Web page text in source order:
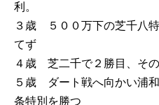
利。
３歳 ５００万下の芝千八
てず
４歳 芝二千で２勝目、そ
５歳 ダート戦へ向かい浦
条特別を勝つ